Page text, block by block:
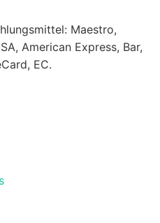
Maestro,
American Express, Bar,
EC.